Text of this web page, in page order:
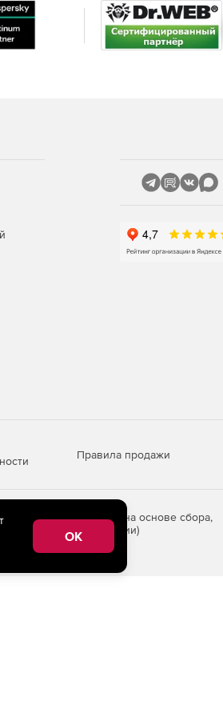
Правила продажи
информации на основе сбора,
Российской Федерации)
OK